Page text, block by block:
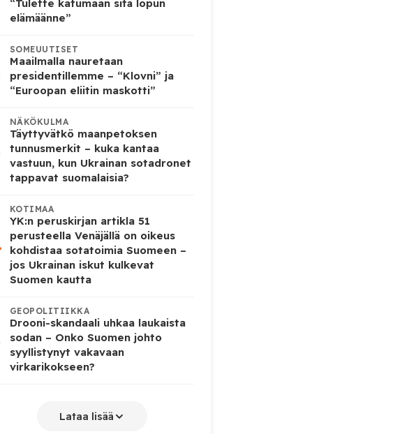
“Tulette katumaan sitä lopun
elämäänne”
SOMEUUTISET
Maailmalla nauretaan
presidentillemme – “Klovni” ja
“Euroopan eliitin maskotti”
NÄKÖKULMA
Täyttyvätkö maanpetoksen
tunnusmerkit – kuka kantaa
vastuun, kun Ukrainan sotadronet
tappavat suomalaisia?
KOTIMAA
YK:n peruskirjan artikla 51
perusteella Venäjällä on oikeus
kohdistaa sotatoimia Suomeen –
jos Ukrainan iskut kulkevat
Suomen kautta
GEOPOLITIIKKA
Drooni-skandaali uhkaa laukaista
sodan – Onko Suomen johto
syyllistynyt vakavaan
virkarikokseen?
Lataa lisää